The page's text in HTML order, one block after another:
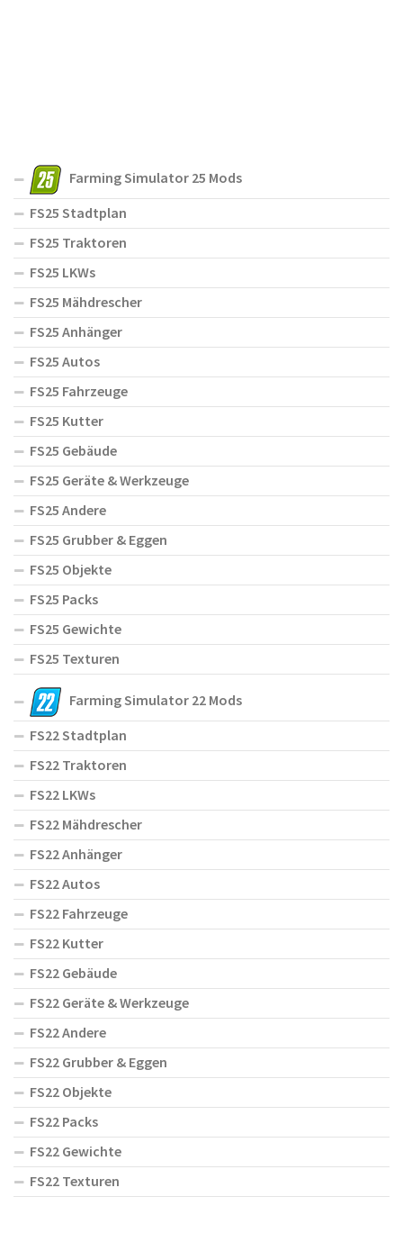
Farming Simulator 25 Mods
FS25 Stadtplan
FS25 Traktoren
FS25 LKWs
FS25 Mähdrescher
FS25 Anhänger
FS25 Autos
FS25 Fahrzeuge
FS25 Kutter
FS25 Gebäude
FS25 Geräte & Werkzeuge
FS25 Andere
FS25 Grubber & Eggen
FS25 Objekte
FS25 Packs
FS25 Gewichte
FS25 Texturen
Farming Simulator 22 Mods
FS22 Stadtplan
FS22 Traktoren
FS22 LKWs
FS22 Mähdrescher
FS22 Anhänger
FS22 Autos
FS22 Fahrzeuge
FS22 Kutter
FS22 Gebäude
FS22 Geräte & Werkzeuge
FS22 Andere
FS22 Grubber & Eggen
FS22 Objekte
FS22 Packs
FS22 Gewichte
FS22 Texturen